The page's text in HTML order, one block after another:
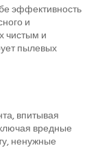
эффективность
и
чистым и
пылевых
впитывая
вредные
ненужные